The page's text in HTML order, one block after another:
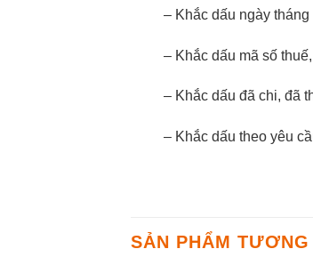
– Khắc dấu ngày tháng
– Khắc dấu mã số
– Khắc dấu đã chi, đã
– Khắc dấu theo yêu
SẢN PHẨM